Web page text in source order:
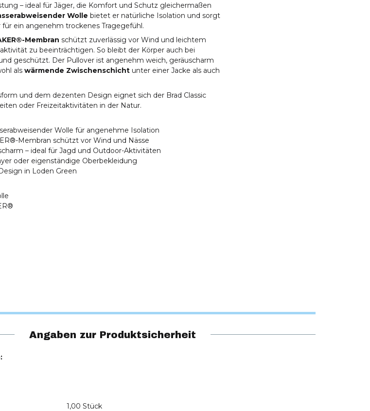
– ideal für Jäger, die Komfort und Schutz gleichermaßen
Wolle bietet er natürliche Isolation und sorgt
ein angenehm trockenes Tragegefühl.
Membran schützt zuverlässig vor Wind und leichtem
zu beeinträchtigen. So bleibt der Körper auch bei
geschützt. Der Pullover ist angenehm weich, geräuscharm
als wärmende Zwischenschicht unter einer Jacke als auch
und dem dezenten Design eignet sich der Brad Classic
oder Freizeitaktivitäten in der Natur.
Wolle für angenehme Isolation
Membran schützt vor Wind und Nässe
– ideal für Jagd und Outdoor-Aktivitäten
oder eigenständige Oberbekleidung
in Loden Green
Angaben zur Produktsicherheit
1,00 Stück